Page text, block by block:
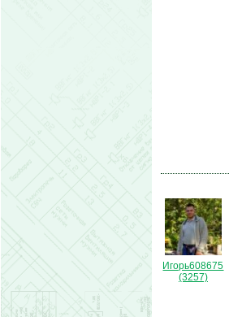
Игорь608675
(3257)